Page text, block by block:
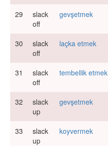
29
slack
off
gevşetmek
30
slack
off
laçka etmek
31
slack
off
tembellik etmek
32
slack
up
gevşetmek
33
slack
up
koyvermek